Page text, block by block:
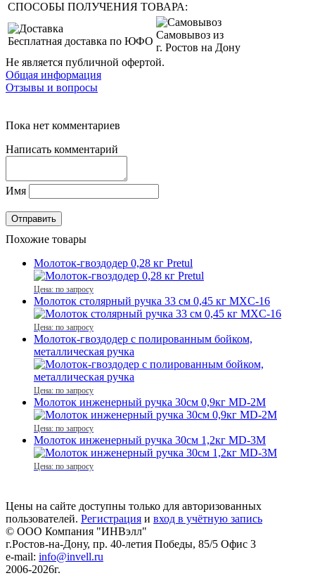
СПОСОБЫ ПОЛУЧЕНИЯ ТОВАРА:
Бесплатная доставка по ЮФО
Самовывоз из
г. Ростов на Дону
Не является публичной офертой.
Общая информация
Отзывы и вопросы
Пока нет комментариев
Написать комментарий
Имя
Похожие товары
Молоток-гвоздодер 0,28 кг Pretul
Цена: по запросу
Молоток столярный ручка 33 см 0,45 кг MXC-16
Цена: по запросу
Молоток-гвоздодер с полированным бойком,
металлическая ручка
Цена: по запросу
Молоток инженерный ручка 30см 0,9кг MD-2M
Цена: по запросу
Молоток инженерный ручка 30см 1,2кг MD-3M
Цена: по запросу
Цены на сайте доступны только для авторизованных
пользователей. Регистрация и вход в учётную запись
© ООО Компания "ИНВэлл"
г.Ростов-на-Дону, пр. 40-летия Победы, 85/5 Офис 3
e-mail: info@invell.ru
2006-2026г.